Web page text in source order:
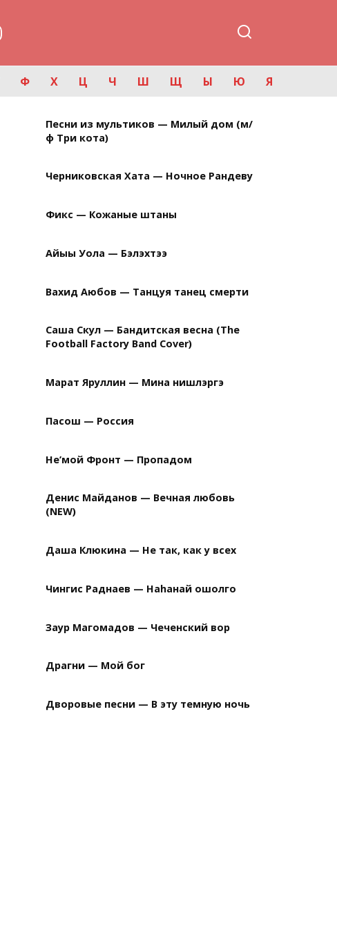
Ф Х Ц Ч Ш Щ Ы Ю Я
Песни из мультиков — Милый дом (м/
ф Три кота)
Черниковская Хата — Ночное Рандеву
Фикс — Кожаные штаны
Айыы Уола — Бэлэхтээ
Вахид Аюбов — Танцуя танец смерти
Саша Скул — Бандитская весна (The
Football Factory Band Cover)
Марат Яруллин — Мина нишлэргэ
Пасош — Россия
Не’мой Фронт — Пропадом
Денис Майданов — Вечная любовь
(NEW)
Даша Клюкина — Не так, как у всех
Чингис Раднаев — Наhанай ошолго
Заур Магомадов — Чеченский вор
Драгни — Мой бог
Дворовые песни — В эту темную ночь